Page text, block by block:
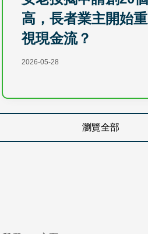
高，長者業主開始
視現金流？
2026-05-28
瀏覽全部